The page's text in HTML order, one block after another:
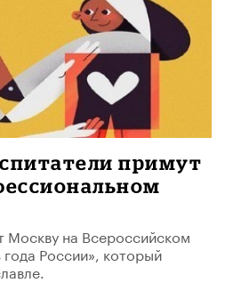
примут
Москву на Всероссийском
России», который